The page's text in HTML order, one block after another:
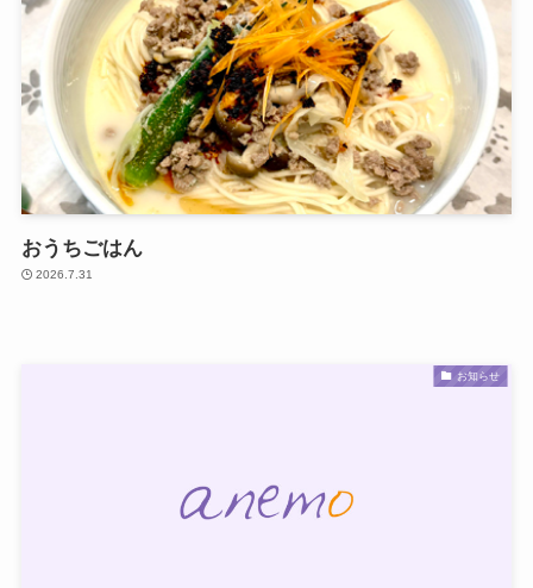
おうちごはん
2026.7.31
お知らせ